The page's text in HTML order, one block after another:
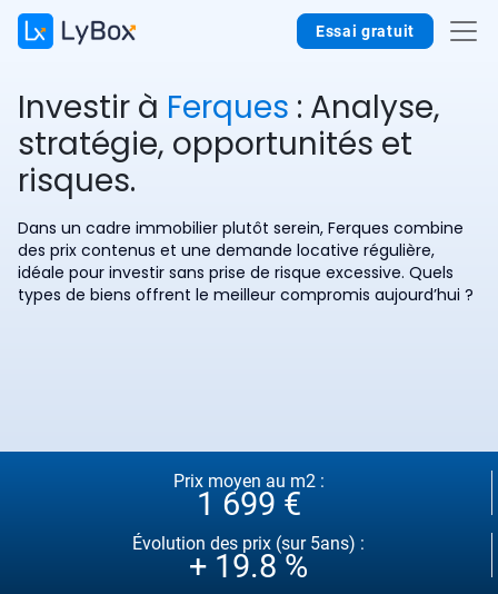
Essai gratuit
Investir à Ferques : Analyse,
stratégie, opportunités et
risques.
Dans un cadre immobilier plutôt serein, Ferques combine
des prix contenus et une demande locative régulière,
idéale pour investir sans prise de risque excessive. Quels
types de biens offrent le meilleur compromis aujourd’hui ?
Prix moyen au m2 :
1 699 €
Évolution des prix (sur 5ans) :
+ 19.8 %